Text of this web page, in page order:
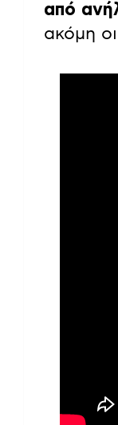
από
ακόμη οι